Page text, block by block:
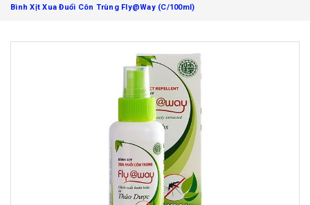
Bình Xịt Xua Đuổi Côn Trùng Fly@Way (C/100ml)